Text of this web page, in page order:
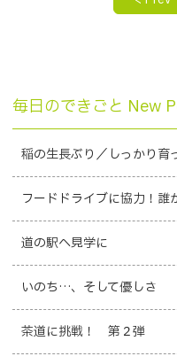
毎日のできごと New
稲の生長ぶり／しっかり育
フードドライブに協力！誰
道の駅へ見学に
いのち…、そして優しさ
茶道に挑戦！ 第２弾